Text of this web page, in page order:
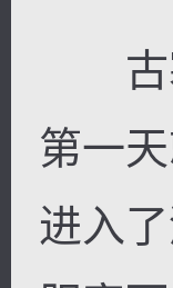
古寒
第一
进入